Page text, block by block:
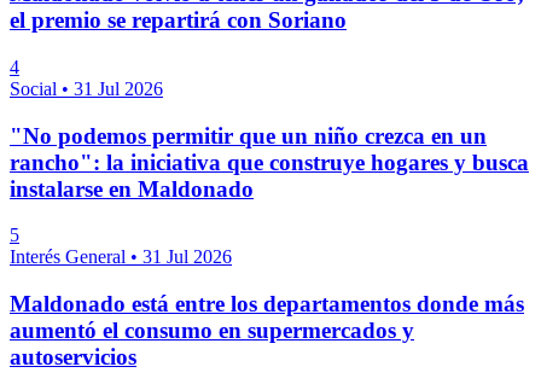
el premio se repartirá con Soriano
4
Social • 31 Jul 2026
"No podemos permitir que un niño crezca en un
rancho": la iniciativa que construye hogares y busca
instalarse en Maldonado
5
Interés General • 31 Jul 2026
Maldonado está entre los departamentos donde más
aumentó el consumo en supermercados y
autoservicios